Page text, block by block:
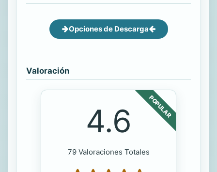
Opciones de Descarga
Valoración
POPULAR
4.6
79 Valoraciones Totales